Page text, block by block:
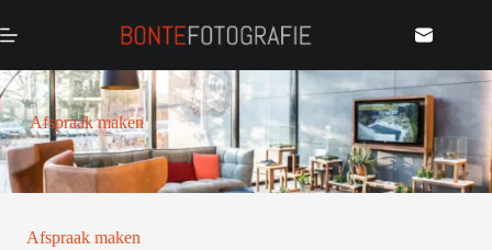
naar
de
inhoud
Afspraak maken
Afspraak maken